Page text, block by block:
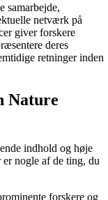
samarbejde,
netværk på
giver forskere
deres
retninger inden
Nature
indhold og høje
nogle af de ting, du
forskere og